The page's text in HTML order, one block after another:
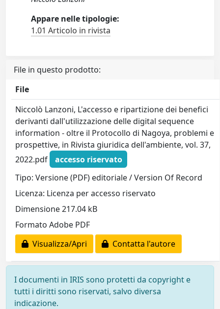
Appare nelle tipologie:
1.01 Articolo in rivista
File in questo prodotto:
File
Niccolò Lanzoni, L'accesso e ripartizione dei benefici
derivanti dall'utilizzazione delle digital sequence
information - oltre il Protocollo di Nagoya, problemi e
prospettive, in Rivista giuridica dell'ambiente, vol. 37,
2022.pdf
accesso riservato
Tipo: Versione (PDF) editoriale / Version Of Record
Licenza: Licenza per accesso riservato
Dimensione 217.04 kB
Formato Adobe PDF
Visualizza/Apri
Contatta l'autore
I documenti in IRIS sono protetti da copyright e
tutti i diritti sono riservati, salvo diversa
indicazione.